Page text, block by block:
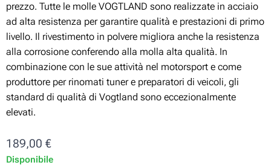
prezzo. Tutte le molle VOGTLAND sono realizzate in acciaio
ad alta resistenza per garantire qualità e prestazioni di primo
livello. Il rivestimento in polvere migliora anche la resistenza
alla corrosione conferendo alla molla alta qualità. In
combinazione con le sue attività nel motorsport e come
produttore per rinomati tuner e preparatori di veicoli, gli
standard di qualità di Vogtland sono eccezionalmente
elevati.
189,00 €
Disponibile